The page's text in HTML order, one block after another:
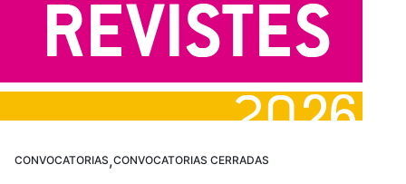
CONVOCATORIAS,CONVOCATORIAS CERRADAS